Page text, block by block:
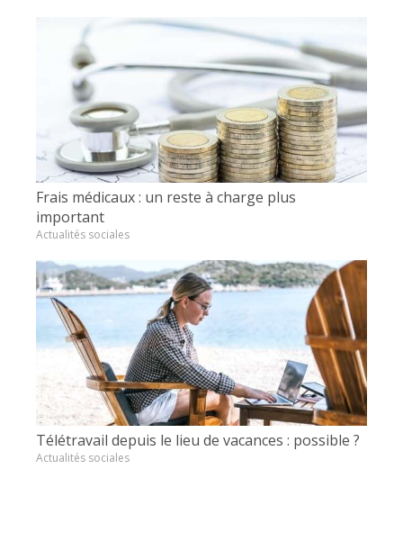
Frais médicaux : un reste à charge plus
important
Actualités sociales
Télétravail depuis le lieu de vacances : possible ?
Actualités sociales